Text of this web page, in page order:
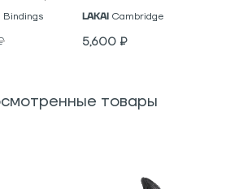
Bindings LAKAI Cambridge
5,600 ₽
товары